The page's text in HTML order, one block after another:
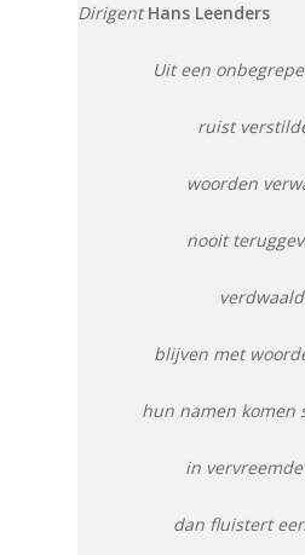
Dirigent Hans Leenders
Uit een
ruist
woorden
nooit
blijven met
hun namen komen
in
dan fluistert